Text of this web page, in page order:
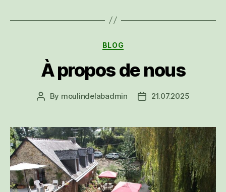
Categories
BLOG
À propos de nous
Post
By moulindelabadmin
Post21.07.2025